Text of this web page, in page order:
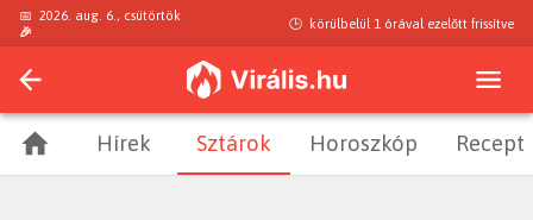
📅 2026. aug. 6., csütörtök
🎉
🕒 körülbelül 1 órával ezelőtt frissítve
Hírek Sztárok Horoszkóp Recept